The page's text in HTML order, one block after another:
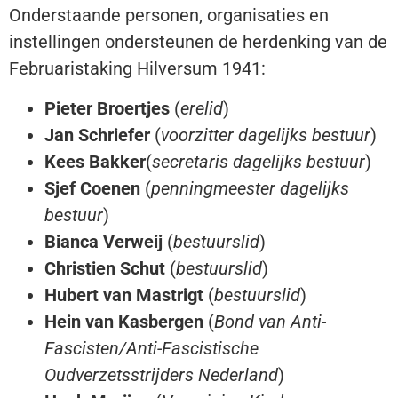
Onderstaande personen, organisaties en
instellingen ondersteunen de herdenking van de
Februaristaking Hilversum 1941:
Pieter Broertjes (erelid)
Jan Schriefer (voorzitter dagelijks bestuur)
Kees Bakker(secretaris dagelijks bestuur)
Sjef Coenen (penningmeester dagelijks
bestuur)
Bianca Verweij (bestuurslid)
Christien Schut (bestuurslid)
Hubert van Mastrigt (bestuurslid)
Hein van Kasbergen (Bond van Anti-
Fascisten/Anti-Fascistische
Oudverzetsstrijders Nederland)